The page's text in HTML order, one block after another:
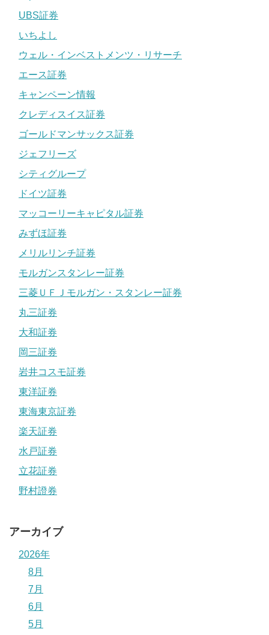
UBS証券
いちよし
ウェル・インベストメンツ・リサーチ
エース証券
キャンペーン情報
クレディスイス証券
ゴールドマンサックス証券
ジェフリーズ
シティグループ
ドイツ証券
マッコーリーキャピタル証券
みずほ証券
メリルリンチ証券
モルガンスタンレー証券
三菱ＵＦＪモルガン・スタンレー証券
丸三証券
大和証券
岡三証券
岩井コスモ証券
東洋証券
東海東京証券
楽天証券
水戸証券
立花証券
野村證券
アーカイブ
2026年
8月
7月
6月
5月